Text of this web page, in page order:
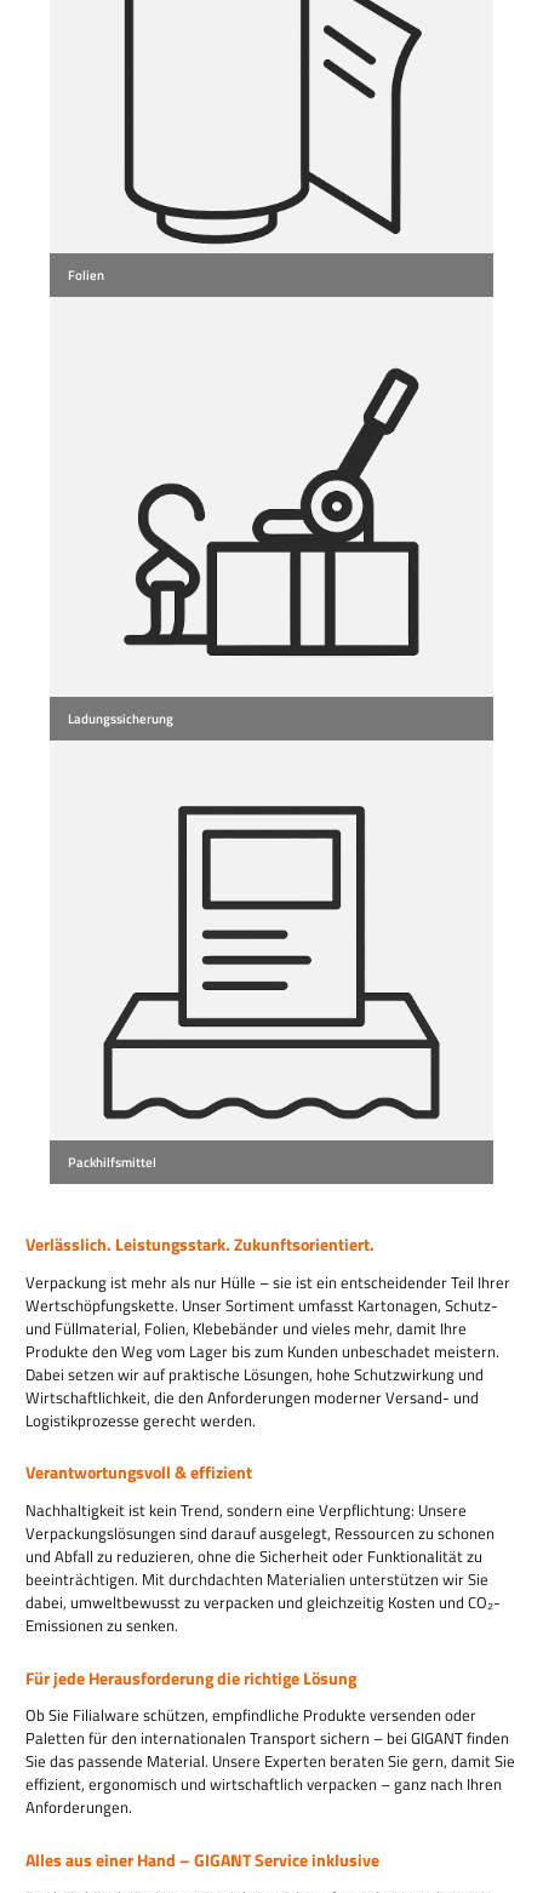
Folien
Ladungssicherung
Packhilfsmittel
Material & Nachweise
Verlässlich. Leistungsstark. Zukunftsorientiert.
Verpackung ist mehr als nur Hülle – sie ist ein entscheidender Teil Ihrer
Wertschöpfungskette. Unser Sortiment umfasst Kartonagen, Schutz-
und Füllmaterial, Folien, Klebebänder und vieles mehr, damit Ihre
Produkte den Weg vom Lager bis zum Kunden unbeschadet meistern.
Dabei setzen wir auf praktische Lösungen, hohe Schutzwirkung und
Wirtschaftlichkeit, die den Anforderungen moderner Versand- und
Logistikprozesse gerecht werden.
Verantwortungsvoll & effizient
Nachhaltigkeit ist kein Trend, sondern eine Verpflichtung: Unsere
Verpackungslösungen sind darauf ausgelegt, Ressourcen zu schonen
und Abfall zu reduzieren, ohne die Sicherheit oder Funktionalität zu
beeinträchtigen. Mit durchdachten Materialien unterstützen wir Sie
dabei, umweltbewusst zu verpacken und gleichzeitig Kosten und CO₂-
Emissionen zu senken.
Für jede Herausforderung die richtige Lösung
Ob Sie Filialware schützen, empfindliche Produkte versenden oder
Paletten für den internationalen Transport sichern – bei GIGANT finden
Sie das passende Material. Unsere Experten beraten Sie gern, damit Sie
effizient, ergonomisch und wirtschaftlich verpacken – ganz nach Ihren
Anforderungen.
Alles aus einer Hand – GIGANT Service inklusive